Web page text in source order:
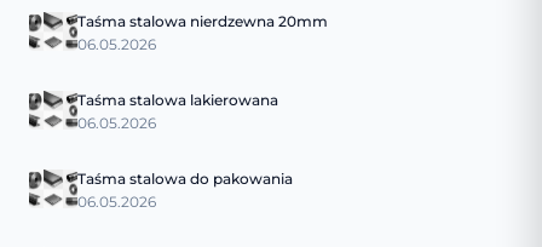
Taśma stalowa nierdzewna 20mm
06.05.2026
Taśma stalowa lakierowana
06.05.2026
Taśma stalowa do pakowania
06.05.2026